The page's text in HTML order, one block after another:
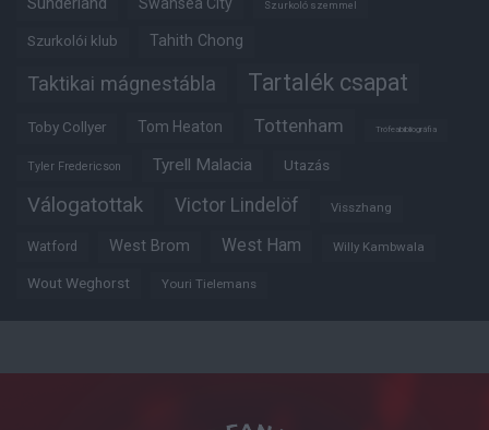
Szurkoló szemmel
Szurkolói klub Tahith Chong
Taktikai mágnestábla Tartalék csapat
Toby Collyer Tom Heaton Tottenham Trófeabibliográfia
Tyler Fredericson Tyrell Malacia Utazás
Válogatottak Victor Lindelöf Visszhang
Watford West Brom West Ham Willy Kambwala
Wout Weghorst Youri Tielemans